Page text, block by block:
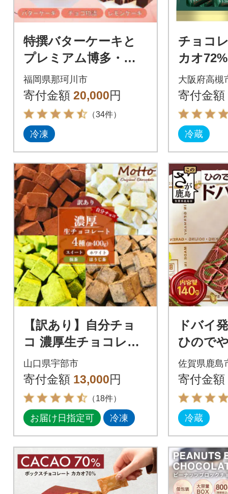
特撰バターケーキと
プレミアム博多・赤
煉瓦チョコ物語と九州
のレモンケーキの詰
め合わせ
福岡県那珂川市
寄付金額 20,000円
（34件）
冷凍
チョコ
カオ
示内容
り(1袋
り)
大阪府高槻
寄付金額
冷蔵
【訳あり】自分チョ
コ 濃厚生チョコレー
ト 4種セット(各味約1
00g)
山口県宇部市
寄付金額 13,000円
（18件）
お届け日指定可 冷凍
ドバイ
ひので
【ドバ
(大)】
佐賀県鹿島
寄付金額
冷蔵